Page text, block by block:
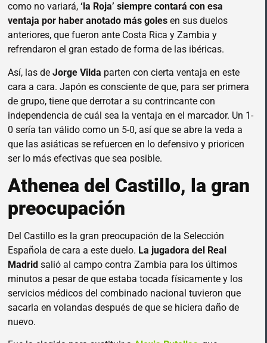
como no variará, ‘la Roja’ siempre contará con esa
ventaja por haber anotado más goles en sus duelos
anteriores, que fueron ante Costa Rica y Zambia y
refrendaron el gran estado de forma de las ibéricas.
Así, las de Jorge Vilda parten con cierta ventaja en este
cara a cara. Japón es consciente de que, para ser primera
de grupo, tiene que derrotar a su contrincante con
independencia de cuál sea la ventaja en el marcador. Un 1-
0 sería tan válido como un 5-0, así que se abre la veda a
que las asiáticas se refuercen en lo defensivo y prioricen
ser lo más efectivas que sea posible.
Athenea del Castillo, la gran
preocupación
Del Castillo es la gran preocupación de la Selección
Española de cara a este duelo. La jugadora del Real
Madrid salió al campo contra Zambia para los últimos
minutos a pesar de que estaba tocada físicamente y los
servicios médicos del combinado nacional tuvieron que
sacarla en volandas después de que se hiciera daño de
nuevo.